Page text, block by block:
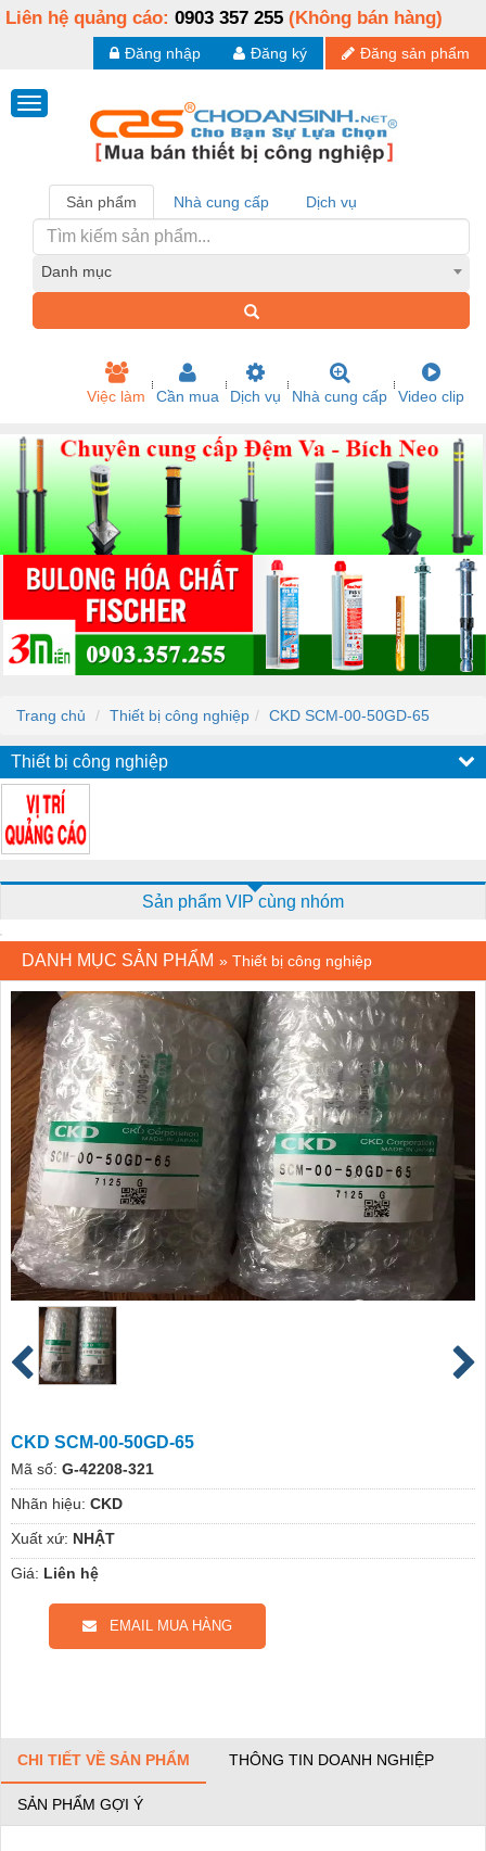
Liên hệ quảng cáo: 0903 357 255 (Không bán hàng)
Đăng sản phẩm
Đăng ký
Đăng nhập
Sản phẩm Nhà cung cấp Dịch vụ
Danh mục
Việc làm Cần mua Dịch vụ Nhà cung cấp Video clip
Trang chủ Thiết bị công nghiệp CKD SCM-00-50GD-65
Thiết bị công nghiệp
Sản phẩm VIP cùng nhóm
DANH MỤC SẢN PHẨM » Thiết bị công nghiệp
CKD SCM-00-50GD-65
Mã số: G-42208-321
Nhãn hiệu: CKD
Xuất xứ: NHẬT
Giá: Liên hệ
EMAIL MUA HÀNG
CHI TIẾT VỀ SẢN PHẨM THÔNG TIN DOANH NGHIỆP
SẢN PHẨM GỢI Ý